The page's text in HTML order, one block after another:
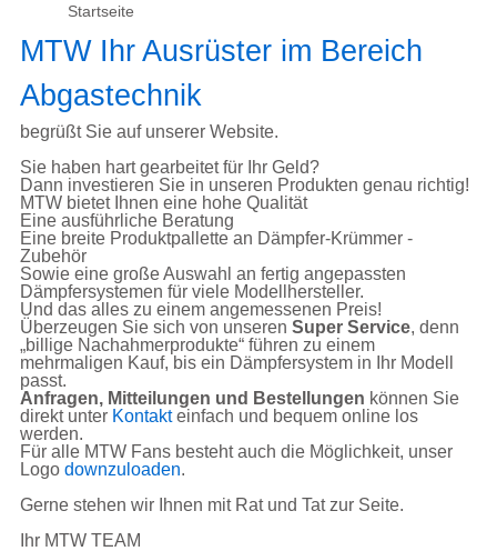
Startseite
MTW Ihr Ausrüster im Bereich
Abgastechnik
begrüßt Sie auf unserer Website.
Sie haben hart gearbeitet für Ihr Geld?
Dann investieren Sie in unseren Produkten genau richtig!
MTW bietet Ihnen eine hohe Qualität
Eine ausführliche Beratung
Eine breite Produktpallette an Dämpfer-Krümmer -
Zubehör
Sowie eine große Auswahl an fertig angepassten
Dämpfersystemen für viele Modellhersteller.
Und das alles zu einem angemessenen Preis!
Überzeugen Sie sich von unseren Super Service, denn
„billige Nachahmerprodukte“ führen zu einem
mehrmaligen Kauf, bis ein Dämpfersystem in Ihr Modell
passt.
Anfragen, Mitteilungen und Bestellungen können Sie
direkt unter Kontakteinfach und bequem online los
werden.
Für alle MTW Fans besteht auch die Möglichkeit, unser
Logo downzuloaden.
Gerne stehen wir Ihnen mit Rat und Tat zur Seite.
Ihr MTW TEAM